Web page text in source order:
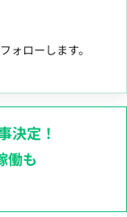
ォローします。
決定！
働も